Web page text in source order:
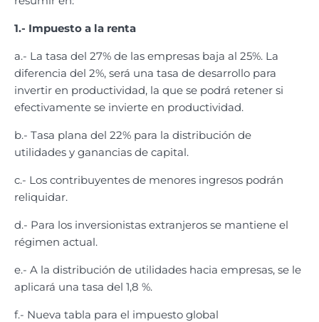
1.- Impuesto a la renta
a.- La tasa del 27% de las empresas baja al 25%. La
diferencia del 2%, será una tasa de desarrollo para
invertir en productividad, la que se podrá retener si
efectivamente se invierte en productividad.
b.- Tasa plana del 22% para la distribución de
utilidades y ganancias de capital.
c.- Los contribuyentes de menores ingresos podrán
reliquidar.
d.- Para los inversionistas extranjeros se mantiene el
régimen actual.
e.- A la distribución de utilidades hacia empresas, se le
aplicará una tasa del 1,8 %.
f.- Nueva tabla para el impuesto global